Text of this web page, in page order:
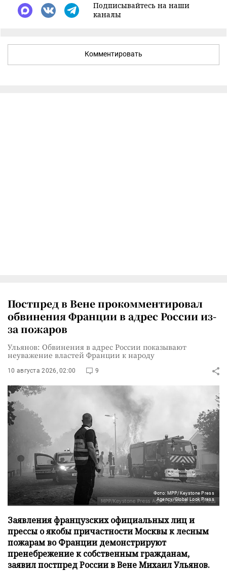
Подписывайтесь на наши
каналы
Комментировать
Постпред в Вене прокомментировал
обвинения Франции в адрес России из-
за пожаров
Ульянов: Обвинения в адрес России показывают
неуважение властей Франции к народу
10 августа 2026, 02:00 9
Фото: MPP/Keystone Press
Agency/Global Look Press
Заявления французских официальных лиц и
прессы о якобы причастности Москвы к лесным
пожарам во Франции демонстрируют
пренебрежение к собственным гражданам,
заявил постпред России в Вене Михаил Ульянов.